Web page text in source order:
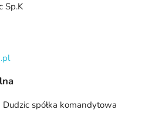
Sp.K
spółka komandytowa